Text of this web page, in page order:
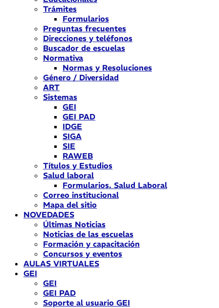
Trámites
Formularios
Preguntas frecuentes
Direcciones y teléfonos
Buscador de escuelas
Normativa
Normas y Resoluciones
Género / Diversidad
ART
Sistemas
GEI
GEI PAD
IDGE
SIGA
SIE
RAWEB
Títulos y Estudios
Salud laboral
Formularios. Salud Laboral
Correo institucional
Mapa del sitio
NOVEDADES
Últimas Noticias
Noticias de las escuelas
Formación y capacitación
Concursos y eventos
AULAS VIRTUALES
GEI
GEI
GEI PAD
Soporte al usuario GEI